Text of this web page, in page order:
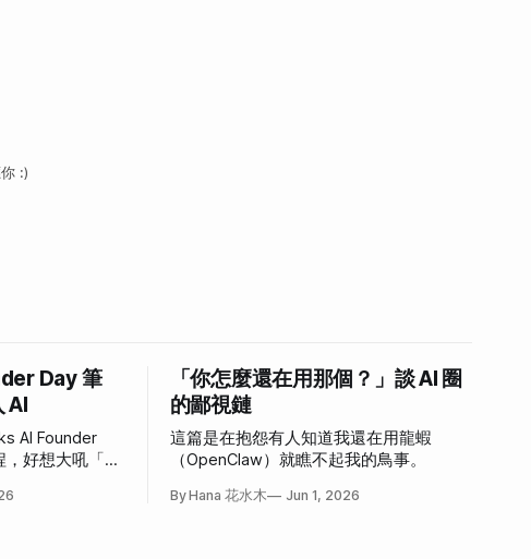
:)
Day 筆
AI
AI Founder
好想大吼「我
「你怎麼還在用那個？」談 AI 圈
的鄙視鏈
這篇是在抱怨有人知道我還在用龍蝦
（OpenClaw）就瞧不起我的鳥事。
By Hana 花水木 Jun 1, 2026